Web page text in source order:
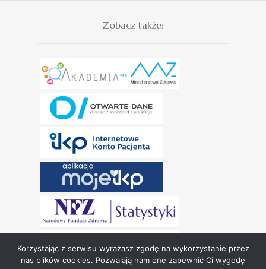
Zobacz także:
Korzystając z serwisu wyrażasz zgodę na wykorzystanie przez
nas plików cookies. Pozwalają nam one zapewnić Ci wygodę